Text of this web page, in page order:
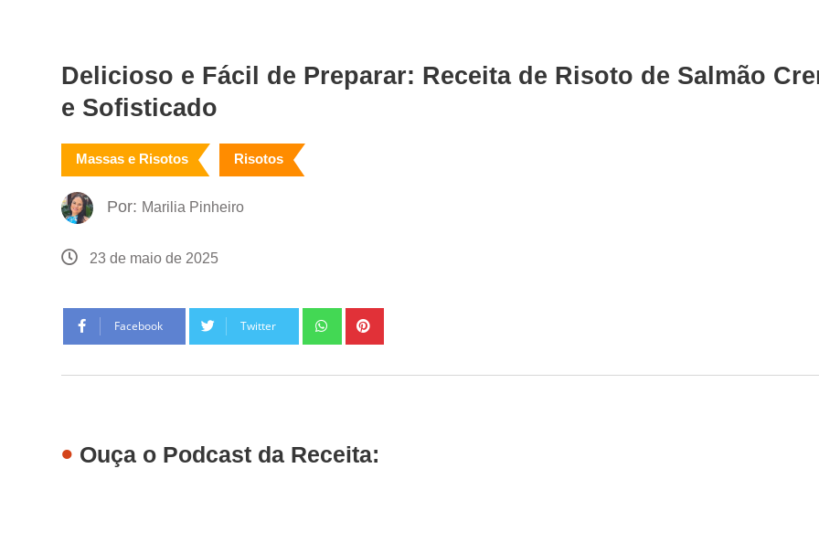
Delicioso e Fácil de Preparar: Receita de Risoto de Salmão
e Sofisticado
Massas e Risotos Risotos
Por: Marilia Pinheiro
23 de maio de 2025
Facebook Twitter
Ouça o Podcast da Receita: